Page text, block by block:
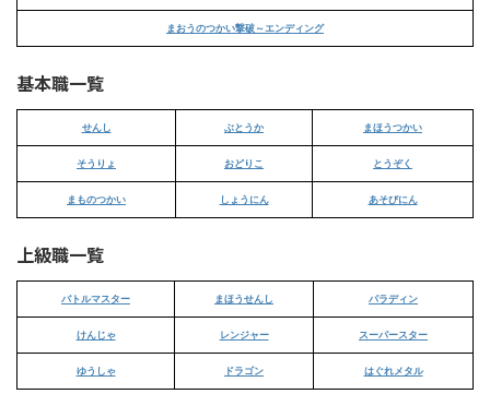
まおうのつかい撃破～エンディング
基本職一覧
せんし ぶとうか まほうつかい
そうりょ おどりこ とうぞく
まものつかい しょうにん あそびにん
上級職一覧
バトルマスター まほうせんし パラディン
けんじゃ レンジャー スーパースター
ゆうしゃ ドラゴン はぐれメタル